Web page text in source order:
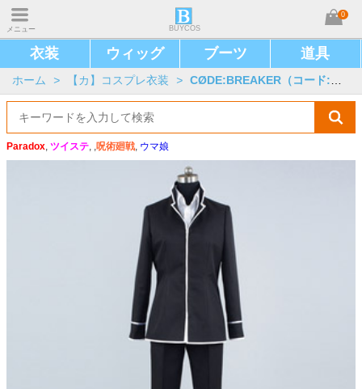
メニュー BUYCOS
0
衣装 ウィッグ ブーツ 道具
ホーム > 【カ】コスプレ衣装 > CØDE:BREAKER（コード:ブレイカー）
Paradox, ツイステ, ,呪術廻戦, ウマ娘